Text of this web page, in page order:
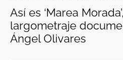
Así es ‘Marea
largometraje
Ángel Olivares